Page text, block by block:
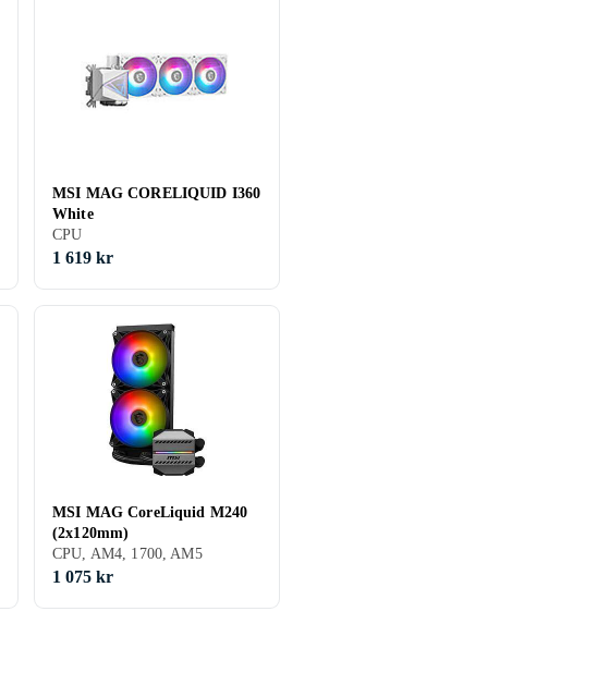
MSI MAG CORELIQUID I360
White
CPU
1 619 kr
MSI MAG CoreLiquid M240
(2x120mm)
CPU, AM4, 1700, AM5
1 075 kr